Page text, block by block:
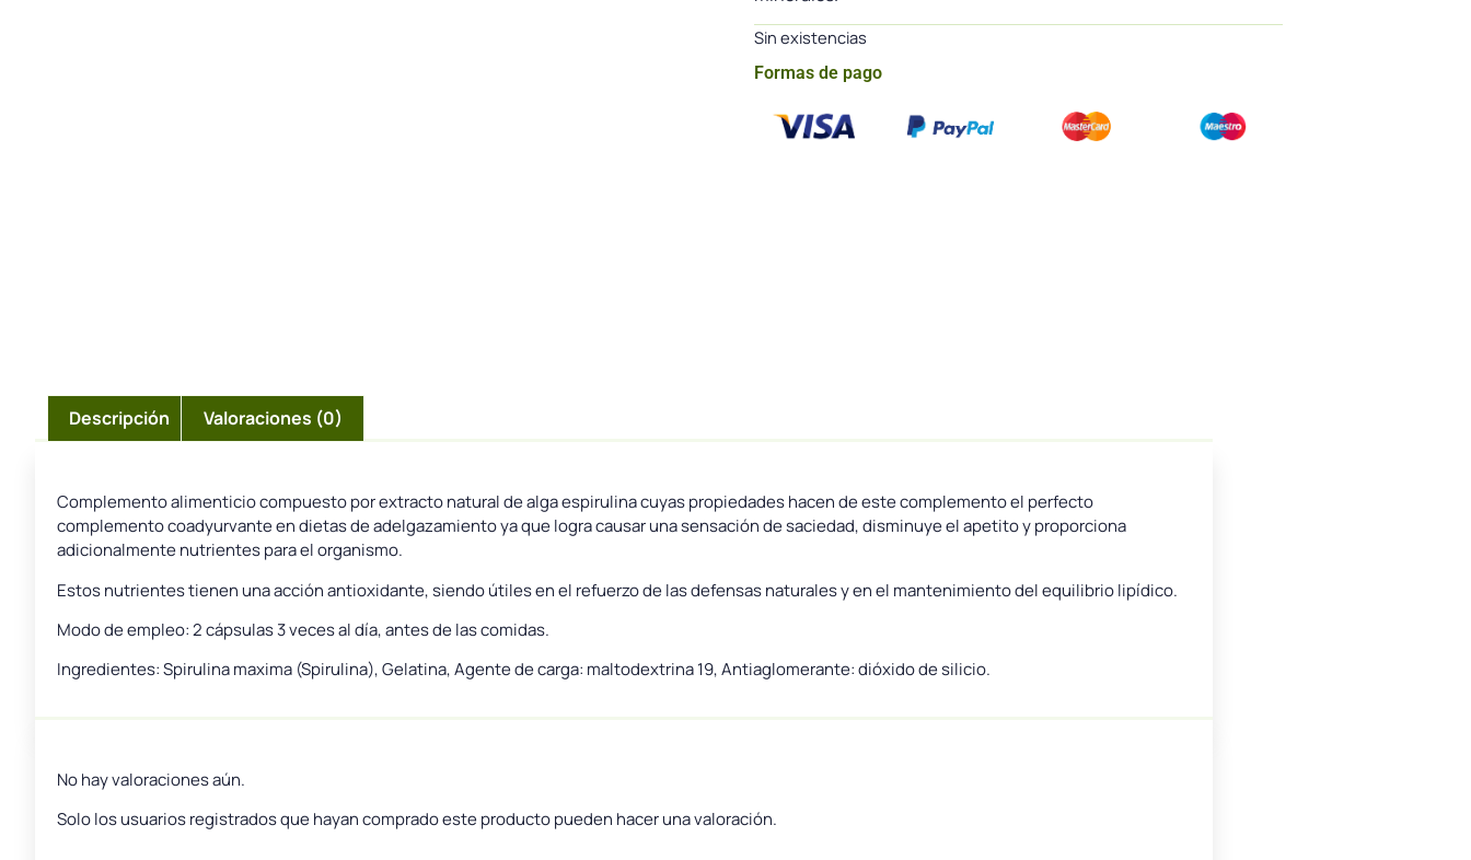
Sin existencias
Formas de pago
Descripción Valoraciones (0)
Complemento alimenticio compuesto por extracto natural de alga espirulina cuyas propiedades hacen de este complemento el perfecto
complemento coadyurvante en dietas de adelgazamiento ya que logra causar una sensación de saciedad, disminuye el apetito y proporciona
adicionalmente nutrientes para el organismo.
Estos nutrientes tienen una acción antioxidante, siendo útiles en el refuerzo de las defensas naturales y en el mantenimiento del equilibrio lipídico.
Modo de empleo: 2 cápsulas 3 veces al día, antes de las comidas.
Ingredientes: Spirulina maxima (Spirulina), Gelatina, Agente de carga: maltodextrina 19, Antiaglomerante: dióxido de silicio.
No hay valoraciones aún.
Solo los usuarios registrados que hayan comprado este producto pueden hacer una valoración.